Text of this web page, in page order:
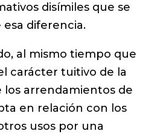
disímiles que se
diferencia.
al mismo tiempo que
carácter tuitivo de la
los arrendamientos de
en relación con los
usos por una